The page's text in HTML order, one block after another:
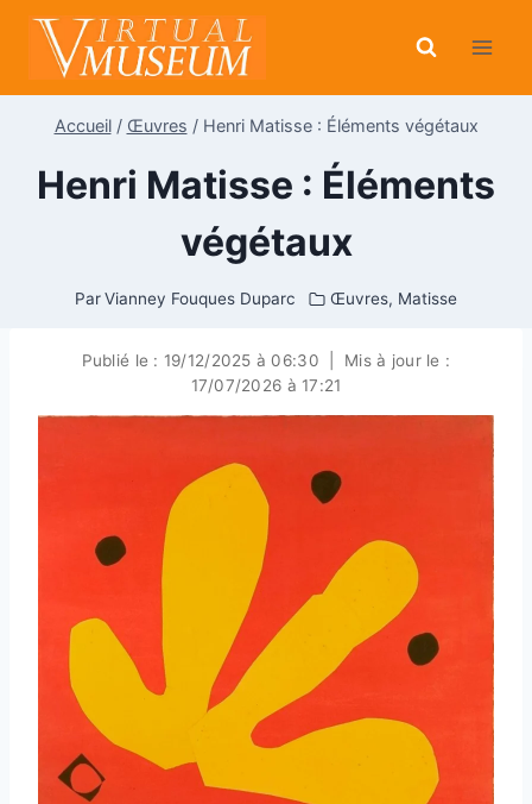
Aller
contenu
Accueil / Œuvres / Henri Matisse : Éléments végétaux
Henri Matisse : Éléments
végétaux
Par Vianney Fouques Duparc Œuvres, Matisse
Publié le : 19/12/2025 à 06:30
Mis à jour le :
17/07/2026 à 17:21